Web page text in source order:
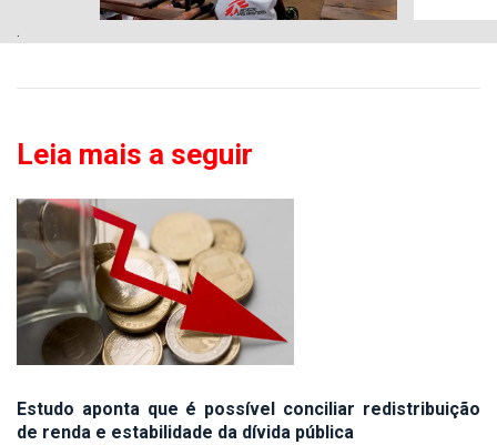
.
Leia mais a seguir
Estudo aponta que é possível conciliar redistribuição
de renda e estabilidade da dívida pública